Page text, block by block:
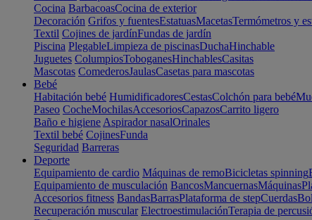
Cocina BarbacoasCocina de exterior
Decoración Grifos y fuentesEstatuasMacetasTermómetros y
Textil Cojines de jardínFundas de jardín
Piscina PlegableLimpieza de piscinasDuchaHinchable
Juguetes ColumpiosToboganesHinchablesCasitas
Mascotas ComederosJaulasCasetas para mascotas
Bebé
Habitación bebé HumidificadoresCestasColchón para bebé
Paseo CocheMochilasAccesoriosCapazosCarrito ligero
Baño e higiene Aspirador nasalOrinales
Textil bebé CojinesFunda
Seguridad Barreras
Deporte
Equipamiento de cardio Máquinas de remoBicicletas spinning
Equipamiento de musculación BancosMancuernasMáquinas
Accesorios fitness BandasBarrasPlataforma de stepCuerdas
Recuperación muscular ElectroestimulaciónTerapia de